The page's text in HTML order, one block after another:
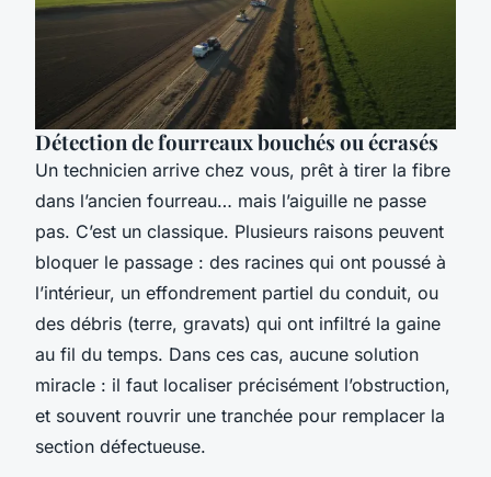
Détection de fourreaux bouchés ou écrasés
Un technicien arrive chez vous, prêt à tirer la fibre
dans l’ancien fourreau… mais l’aiguille ne passe
pas. C’est un classique. Plusieurs raisons peuvent
bloquer le passage : des racines qui ont poussé à
l’intérieur, un effondrement partiel du conduit, ou
des débris (terre, gravats) qui ont infiltré la gaine
au fil du temps. Dans ces cas, aucune solution
miracle : il faut localiser précisément l’obstruction,
et souvent rouvrir une tranchée pour remplacer la
section défectueuse.